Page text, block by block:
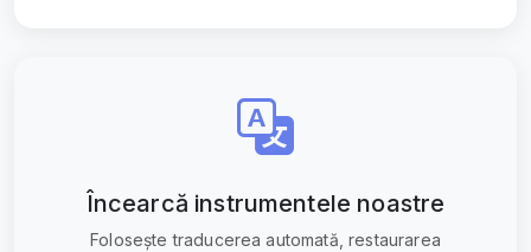
Încearcă instrumentele noastre
Folosește traducerea automată, restaurarea